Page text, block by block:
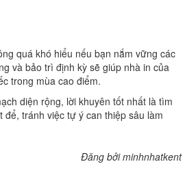
quá khó hiểu nếu bạn nắm vững các
và bảo trì định kỳ sẽ giúp nhà in của
trong mùa cao điểm.
diện rộng, lời khuyên tốt nhất là tìm
tránh việc tự ý can thiệp sâu làm
Đăng bởi minhnhatkent